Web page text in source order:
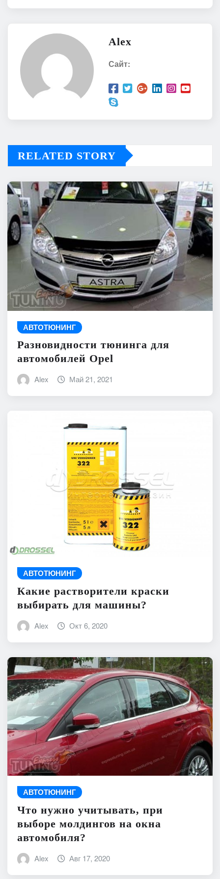
Alex
Сайт:
RELATED STORY
АВТОТЮНИНГ
Разновидности тюнинга для
автомобилей Opel
Alex Май 21, 2021
АВТОТЮНИНГ
Какие растворители краски
выбирать для машины?
Alex Окт 6, 2020
АВТОТЮНИНГ
Что нужно учитывать, при
выборе молдингов на окна
автомобиля?
Alex Авг 17, 2020